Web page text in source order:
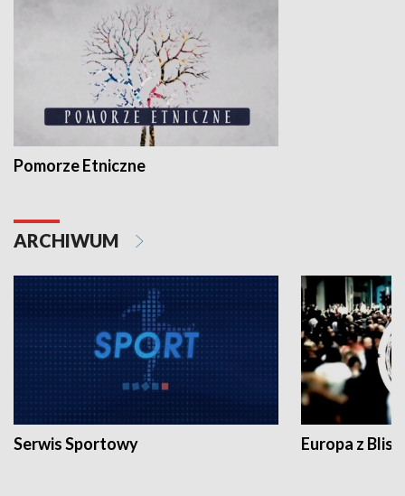
Pomorze Etniczne
ARCHIWUM
Serwis Sportowy Europa z